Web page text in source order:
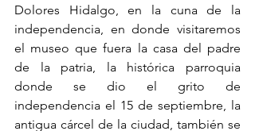
Dolores Hidalgo, en la cuna de la
independencia, en donde visitaremos
el museo que fuera la casa del padre
de la patria, la histórica parroquia
donde se dio el grito de
independencia el 15 de septiembre, la
antigua cárcel de la ciudad, también se